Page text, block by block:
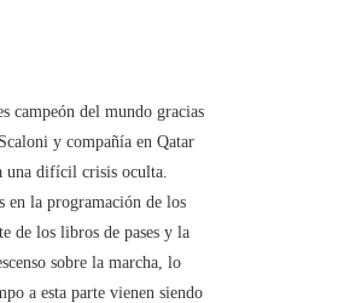
campeón del mundo gracias
y compañía en Qatar
una difícil crisis oculta.
en la programación de los
de los libros de pases y la
sobre la marcha, lo
a esta parte vienen siendo